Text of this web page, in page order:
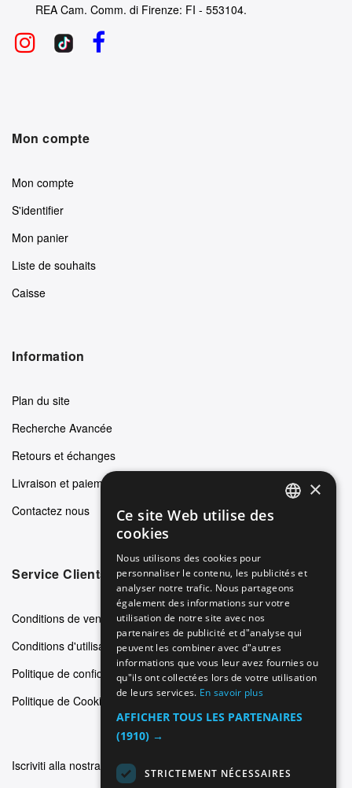
REA Cam. Comm. di Firenze: FI - 553104.
Mon compte
Mon compte
S'identifier
Mon panier
Liste de souhaits
Caisse
Information
Plan du site
Recherche Avancée
Retours et échanges
Livraison et paiements
Contactez nous
Service Clients
Conditions de vente
Conditions d'utilisation
Politique de confidentialité
Politique de Cookie
Iscriviti alla nostra newsletter
ITALIAN
SPANISH
FRENCH
×
Ce site Web utilise des
cookies
Nous utilisons des cookies pour
personnaliser le contenu, les publicités et
analyser notre trafic. Nous partageons
également des informations sur votre
utilisation de notre site avec nos
partenaires de publicité et d"analyse qui
peuvent les combiner avec d"autres
informations que vous leur avez fournies ou
qu"ils ont collectées lors de votre utilisation
de leurs services. En savoir plus
AFFICHER TOUS LES PARTENAIRES
(1910) →
STRICTEMENT NÉCESSAIRES